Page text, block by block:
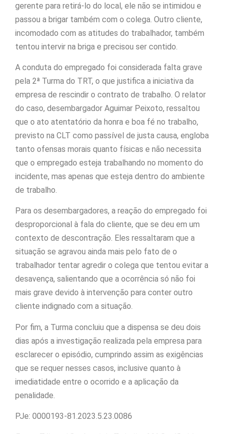
gerente para retirá-lo do local, ele não se intimidou e
passou a brigar também com o colega. Outro cliente,
incomodado com as atitudes do trabalhador, também
tentou intervir na briga e precisou ser contido.
A conduta do empregado foi considerada falta grave
pela 2ª Turma do TRT, o que justifica a iniciativa da
empresa de rescindir o contrato de trabalho. O relator
do caso, desembargador Aguimar Peixoto, ressaltou
que o ato atentatório da honra e boa fé no trabalho,
previsto na CLT como passível de justa causa, engloba
tanto ofensas morais quanto físicas e não necessita
que o empregado esteja trabalhando no momento do
incidente, mas apenas que esteja dentro do ambiente
de trabalho.
Para os desembargadores, a reação do empregado foi
desproporcional à fala do cliente, que se deu em um
contexto de descontração. Eles ressaltaram que a
situação se agravou ainda mais pelo fato de o
trabalhador tentar agredir o colega que tentou evitar a
desavença, salientando que a ocorrência só não foi
mais grave devido à intervenção para conter outro
cliente indignado com a situação.
Por fim, a Turma concluiu que a dispensa se deu dois
dias após a investigação realizada pela empresa para
esclarecer o episódio, cumprindo assim as exigências
que se requer nesses casos, inclusive quanto à
imediatidade entre o ocorrido e a aplicação da
penalidade.
PJe: 0000193-81.2023.5.23.0086